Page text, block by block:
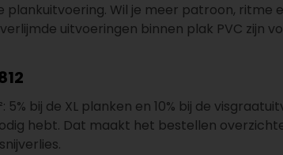
Wil je meer patroon, ritme
uitvoeringen binnen plak PVC zijn
5% bij de XL planken en 10% bij de
hebt. Dat maakt het bestellen